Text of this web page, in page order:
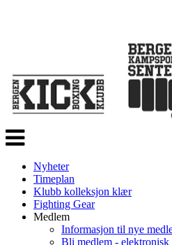
Veksle
navigasjon
Nyheter
Timeplan
Klubb kolleksjon klær
Fighting Gear
Medlem
Informasjon til nye
Bli medlem -